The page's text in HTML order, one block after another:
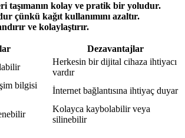
taşımanın kolay ve pratik bir yoludur.
çünkü kağıt kullanımını azaltır.
ve kolaylaştırır.
Dezavantajlar
Herkesin bir dijital cihaza ihtiyacı
vardır
bilgisi
İnternet bağlantısına ihtiyaç duyar
Kolayca kaybolabilir veya
silinebilir